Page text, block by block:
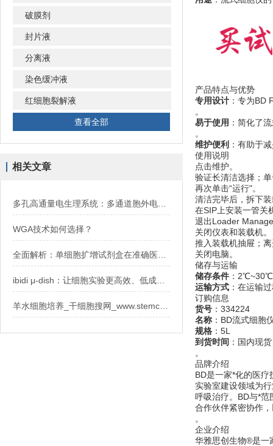
破膜剂
封片液
分离液
染色缓冲液
红细胞裂解液
查看全部
相关文章
WGA技术如何选择？
产品特点与优势
专用设计 ：专为BD
。
易于使用 ：简化了
。
维护便利 ：有助于
使用说明
点击维护。
验证长清洁选择；
再次单击“运行"。
清洁完毕后，拆下
在SIP上安装一管关
退出Loader
关闭仪表和装载机。
推入装载机抽屉；
关闭电脑。
储存与运输
储存条件 ：
运输方式 ：在运输
订购信息
货号 ：334224
名称 ：BD流式细胞
规格 ：5L
到货时间 ：国内现
。
品牌介绍
BD是一家*化的医
实验室建设领域为
呼吸治疗。BD与*
合作伙伴紧密协作
。
企业介绍
华雅思创生物®是一